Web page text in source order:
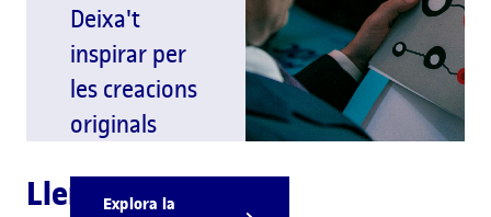
Deixa't
inspirar per
les creacions
originals
Explora la
Llengua i cultura